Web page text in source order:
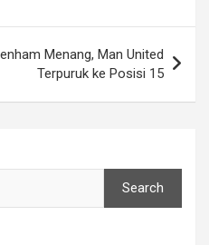
Menang, Man United
Terpuruk ke Posisi 15
Search